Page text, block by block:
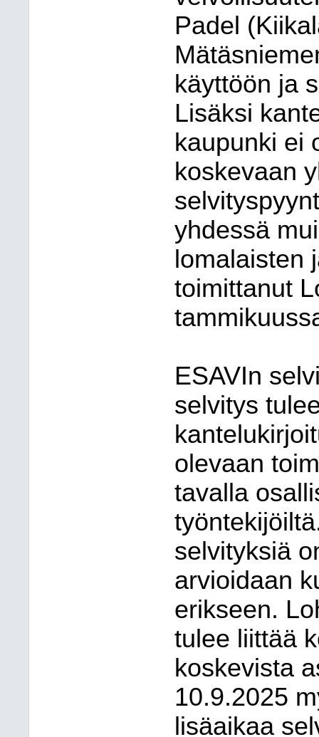
Padel
käyttöön ja
Lisäksi
kaupunki ei
koskevaan
yhdessä
lomalaisten
toimittanut
ESAVIn
selvitys
olevaan
tavalla
selvityksiä
arvioidaan
erikseen.
tulee liittää
koskevista
10.9.2025
lisäaikaa